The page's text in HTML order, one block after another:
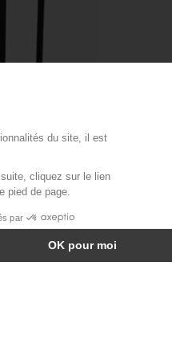
KUBO SMART